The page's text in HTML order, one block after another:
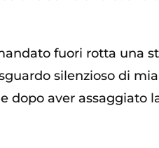
fuori rotta una
silenzioso di
dopo aver assaggiato